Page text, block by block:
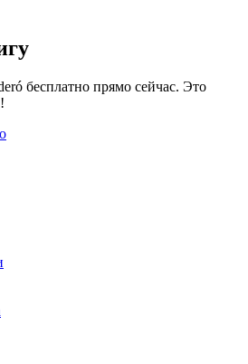
бесплатно прямо сейчас. Это